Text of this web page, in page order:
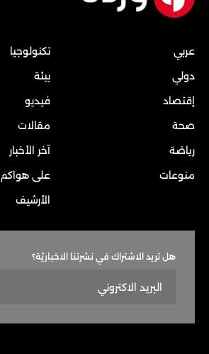
عربي
دولي
إقتصاد
صحة
رياضة
منوعات
تكنولوجيا
بيئة
فيديو
مقالات
آخر الأخبار
على هواكم
الأرشيف
هل تريد الاشتراك في نشرتنا الاخباريّة؟